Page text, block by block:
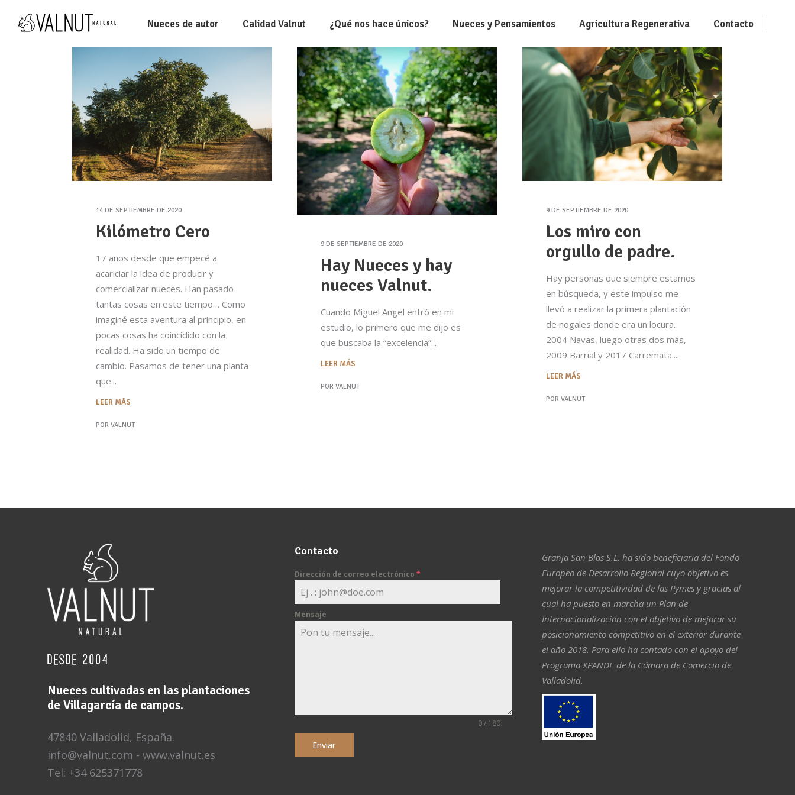
Nueces de autor Calidad Valnut ¿Qué nos hace únicos? Nueces y Pensamientos Agricultura Regenerativa Contacto
14 DE SEPTIEMBRE DE 2020
Kilómetro Cero
17 años desde que empecé a
acariciar la idea de producir y
comercializar nueces. Han pasado
tantas cosas en este tiempo… Como
imaginé esta aventura al principio, en
pocas cosas ha coincidido con la
realidad. Ha sido un tiempo de
cambio. Pasamos de tener una planta
que
LEER MÁS
POR VALNUT
9 DE SEPTIEMBRE DE 2020
Hay Nueces y hay
nueces Valnut.
Cuando Miguel Angel entró en mi
estudio, lo primero que me dijo es
que buscaba la “excelencia”
LEER MÁS
POR VALNUT
9 DE SEPTIEMBRE DE 2020
Los miro con
orgullo de padre.
Hay personas que siempre estamos
en búsqueda, y este impulso me
llevó a realizar la primera plantación
de nogales donde era un locura.
2004 Navas, luego otras dos más,
2009 Barrial y 2017 Carremata.
LEER MÁS
POR VALNUT
desde 2004
Nueces cultivadas en las plantaciones
de Villagarcía de campos.
47840 Valladolid, España.
info@valnut.com - www.valnut.es
Tel: +34 625371778
Contacto
Dirección de correo electrónico *
Mensaje
0 / 180
Enviar
Granja San Blas S.L. ha sido beneficiaria del Fondo
Europeo de Desarrollo Regional cuyo objetivo es
mejorar la competitividad de las Pymes y gracias al
cual ha puesto en marcha un Plan de
Internacionalización con el objetivo de mejorar su
posicionamiento competitivo en el exterior durante
el año 2018. Para ello ha contado con el apoyo del
Programa XPANDE de la Cámara de Comercio de
Valladolid.